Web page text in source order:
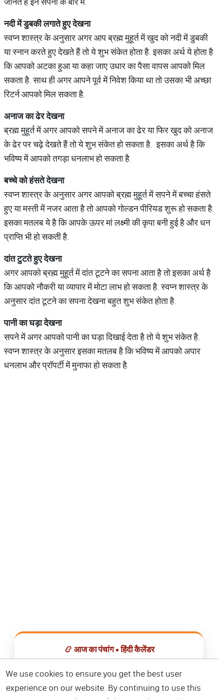
नदीमेंडुबकीलगातेहुएदेखना
स्वप्न शास्त्र के अनुसार अगर आप ब्रह्म मुहूर्त में खुद को नदी में डुबकी
या स्नान करते हुए देखते हैं तो ये शुभ संकेत होता है. इसका अर्थ ये होता है
कि आपको अटका हुआ या कहा जाए उधार का पैसा वापस आपको मिल
सकता है. साथ ही अगर आपने पूर्व में निवेश किया था तो उसका भी अच्छा
रिटर्न आपको मिल सकता है.
अनाजकाढेरदेखना
ब्रह्म मुहूर्त में अगर आपको सपने में अनाज का ढेर या फिर खुद को अनाज
के ढेर पर चढ़े देखते हैं तो ये शुभ संकेत हो सकता है. इसका अर्थ है कि
भविष्य में आपको तगड़ा धनलाभ हो सकता है.
बच्चेकोहंसतेदेखना
स्वप्न शास्त्र के अनुसार अगर आपको ब्रह्म मुहूर्त में सपने में बच्चा हंसते
हुए या मस्ती में नजर आता है तो आपको गोल्डन पीरियड शुरू हो सकता है.
इसका मतलब ये है कि आपके ऊपर मां लक्ष्मी की कृपा बनी हुई है और धन
प्राप्ति भी हो सकती है.
दांतटुटतेहुएदेखना
अगर आपको ब्रह्म मुहूर्त में दांत टूटने का सपना आता है तो इसका अर्थ है
कि आपको नौकरी या व्यापार में मोटा लाभ हो सकता है. स्वप्न शास्त्र के
अनुसार दांत टूटने का सपना देखना बहुत शुभ संकेत होता है.
पानीकाघड़ादेखना
सपने में अगर आपको पानी का घड़ा दिखाई देता है तो ये शुभ संकेत है.
स्वप्न शास्त्र के अनुसार इसका मतलब है कि भविष्य में आपको अपार
धनलाभ और प्रॉपर्टी में मुनाफा हो सकता है.
📿 आज का पंचांग • हिंदी कैलेंडर
📅 हिंदी कैलेंडर ऐप डाउनलोड करें
We use cookies to ensure you get the best user
experience on our website. By continuing to use this